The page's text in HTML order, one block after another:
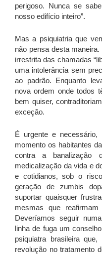
perigoso. Nunca se
nosso edifício inteiro”.
Mas a psiquiatria que
não pensa desta
irrestrita das chamadas
uma intolerância sem
ao padrão. Enquanto
nova ordem onde todos
bem quiser,
exceção.
É urgente e
momento os habitantes
contra a banalização
medicalização da vida e
e cotidianos, sob o
geração de zumbis
suportar quaisquer
mesmas que
Deveríamos seguir
linha de fuga um
psiquiatra brasileira
revolução no tratamento